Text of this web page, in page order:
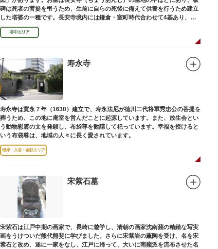
碑は死者の菩提を弔うため、生前に自らの死後に備えて供養を行うため建立
した塔婆の一種です。長安寺境内には鎌倉・室町時代合わせて4基あり、
「長安寺板碑」として台東区の有形文化財に指定されています。
谷中エリア
寿永寺
寿永寺は寛永７年（1630）建立で、寿永法尼が徳川二代将軍秀忠公の菩提を
葬うため、この地に庵室を営んだことに起源しています。また、放生会とい
う動物慰霊の文を発願し、布袋尊を勧請して祀っています。幸福を授けると
いう布袋尊は、地域の人々に長く愛されています。
根岸・入谷・金杉エリア
宋紫石墓
宋紫石は江戸中期の画家で、長崎に遊学し、清朝の画家沈南蘋の精緻な写実
画をうけついだ熊代熊斐に学びました。さらに宋紫岩の薫陶を受け、名を宋
紫石と改め、遂に一家をなし、江戸に帰って、大いに南蘋派を流布させた名